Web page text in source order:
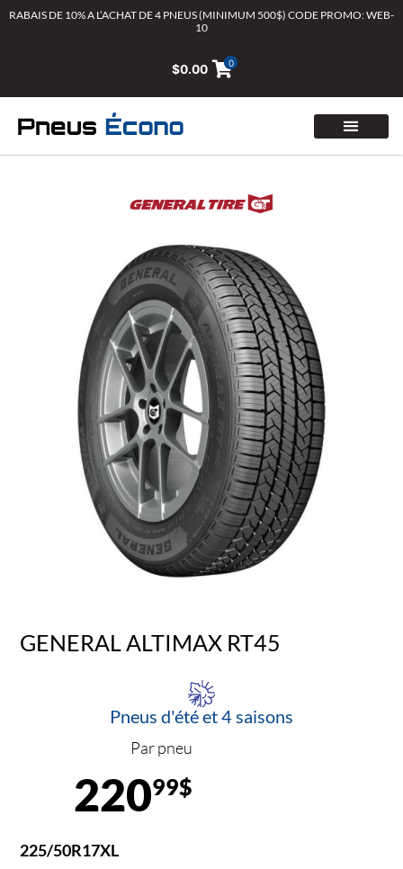
AllerRABAIS DE 10% A L’ACHAT DE 4 PNEUS (MINIMUM 500$) CODE PROMO: WEB-
10
$0.00 0
GENERAL ALTIMAX RT45
Pneus d'été et 4 saisons
Par pneu
22099$
225/50R17XL